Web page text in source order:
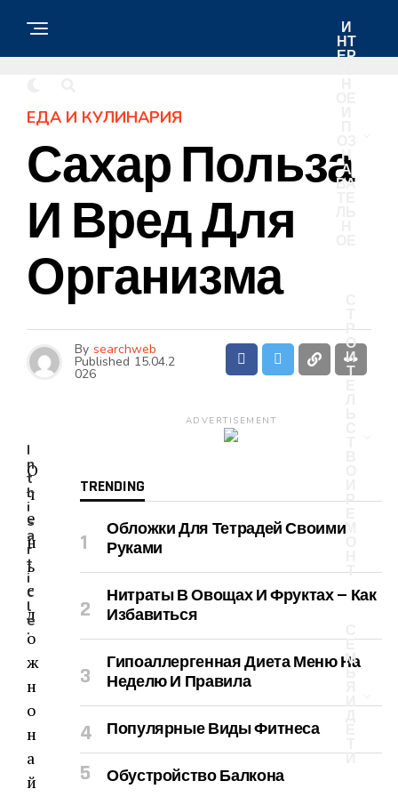
И
НТ
ЕР
Н
А
ВА
Р
О
И
Т
Р
М
Т
Е
М
И
И
ЕДА И КУЛИНАРИЯ
Сахар Польза
И Вред Для
Организма
By searchweb
Published 15.04.2
026
О
ч
е
н
ь
с
л
о
ж
н
о
н
а
й
I
n
t
h
i
s
a
r
t
i
c
l
e
:
ADVERTISEMENT
TRENDING
Обложки Для Тетрадей Своими
Руками
Нитраты В Овощах И Фруктах — Как
Избавиться
Гипоаллергенная Диета Меню На
Неделю И Правила
Популярные Виды Фитнеса
Обустройство Балкона